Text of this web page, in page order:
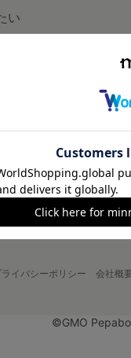
い
売
売
イベント
ライバシーポリシー 会社概
©GMO